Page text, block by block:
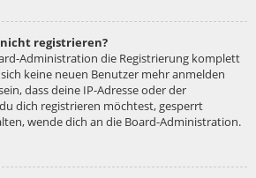
registrieren?
Administration die Registrierung komplett
keine neuen Benutzer mehr anmelden
dass deine IP-Adresse oder der
dich registrieren möchtest, gesperrt
wende dich an die Board-Administration.